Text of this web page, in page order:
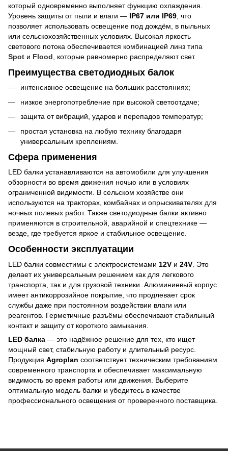
который одновременно выполняет функцию охлаждения.
Уровень защиты от пыли и влаги — IP67 или IP69 , что
позволяет использовать освещение под дождём, в пыльных
или сельскохозяйственных условиях. Высокая яркость
светового потока обеспечивается комбинацией линз типа
Spot и Flood , которые равномерно распределяют свет.
Преимущества светодиодных балок
интенсивное освещение на больших расстояниях;
низкое энергопотребление при высокой светоотдаче;
защита от вибраций, ударов и перепадов температур;
простая установка на любую технику благодаря
универсальным креплениям.
Сфера применения
LED балки устанавливаются на автомобили для улучшения
обзорности во время движения ночью или в условиях
ограниченной видимости. В сельском хозяйстве они
используются на тракторах, комбайнах и опрыскивателях для
ночных полевых работ. Также светодиодные балки активно
применяются в строительной, аварийной и спецтехнике —
везде, где требуется яркое и стабильное освещение.
Особенности эксплуатации
LED балки совместимы с электросистемами 12V и 24V . Это
делает их универсальным решением как для легкового
транспорта, так и для грузовой техники. Алюминиевый корпус
имеет антикоррозийное покрытие, что продлевает срок
службы даже при постоянном воздействии влаги или
реагентов. Герметичные разъёмы обеспечивают стабильный
контакт и защиту от короткого замыкания.
LED балка — это надёжное решение для тех, кто ищет
мощный свет, стабильную работу и длительный ресурс.
Продукция Agroplan соответствует техническим требованиям
современного транспорта и обеспечивает максимальную
видимость во время работы или движения. Выберите
оптимальную модель балки и убедитесь в качестве
профессионального освещения от проверенного поставщика.